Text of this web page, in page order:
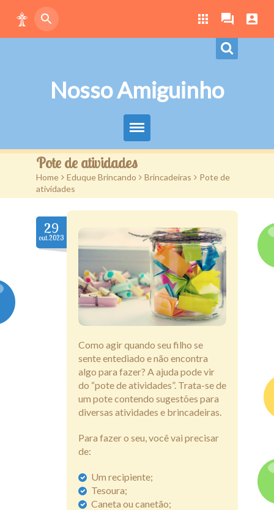
Nosso Amiguinho
Eduque Brincando
Letras
Play
Downloads
Atividades
Assine
Pote de atividades
Home > Eduque Brincando > Brincadeiras > Pote de
atividades
29
out.2023
Como agir quando seu filho se
sente entediado e não encontra
algo para fazer? A ajuda pode vir
do “pote de atividades”. Trata-se de
um pote contendo sugestões para
diversas atividades e brincadeiras.
Para fazer o seu, você vai precisar
de:
Um recipiente;
Tesoura;
Caneta ou canetão;